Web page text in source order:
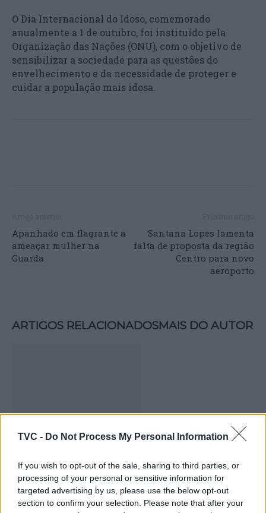
TVC - Do Not Process My Personal Information
If you wish to opt-out of the sale, sharing to third parties, or
processing of your personal or sensitive information for
targeted advertising by us, please use the below opt-out
section to confirm your selection. Please note that after your
O Dia Internacional do Idoso, comemorado
anualmente a 1 de outubro, foi instituído pela
Organização das Nações (ONU), com o objetivo de
sensibilizar a sociedade para as questões do
envelhecimento e da necessidade de proteger e
cuidar a população mais idosa.
Apanhado em flagrante a
ameaçar mulher na
Guarda
Santana Lopes lamenta
falta de proposta da região
Centro para novo
aeroporto
ARTIGOS RELACIONADOSMAIS DO AUTOR
Sinfónica da ARMAB pelo 1º lugar no
certame internacional de Valência